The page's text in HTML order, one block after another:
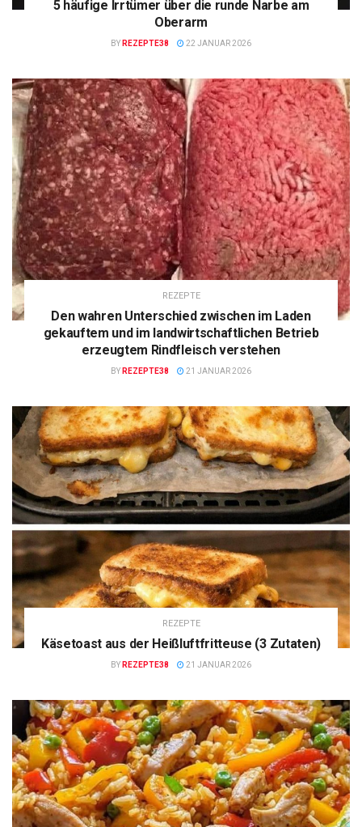
5 häufige Irrtümer über die runde Narbe am
Oberarm
BY REZEPTE38 22 JANUAR 2026
REZEPTE
Den wahren Unterschied zwischen im Laden
gekauftem und im landwirtschaftlichen Betrieb
erzeugtem Rindfleisch verstehen
BY REZEPTE38 21 JANUAR 2026
REZEPTE
Käsetoast aus der Heißluftfritteuse (3 Zutaten)
BY REZEPTE38 21 JANUAR 2026